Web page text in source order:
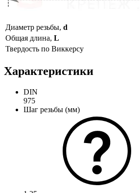
Диаметр резьбы, d
Общая длина, L
Твердость по Виккерсу
Характеристики
DIN
975
Шаг резьбы (мм)